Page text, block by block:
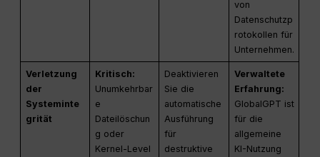
von
Datenschutzp
rotokollen für
Unternehmen.
Verletzung
der
Systeminte
grität
Kritisch:
Unumkehrbar
e
Dateilöschun
g oder
Kernel-Level
Deaktivieren
Sie die
automatische
Ausführung
für
destruktive
Verwaltete
Erfahrung:
GlobalGPT ist
für die
allgemeine
KI-Nutzung